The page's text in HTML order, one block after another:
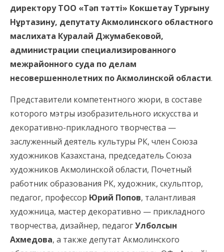
директору ТОО «Тәп тәтті» Кокшетау Турғыну
Нұртазину, депутату Акмолинского областного
маслихата Куралай Джумабековой,
администрации специализированного
межрайонного суда по делам
несовершеннолетних по Акмолинской области.
Представители компетентного жюри, в составе
которого мэтры изобразительного искусства и
декоративно-прикладного творчества —
заслуженный деятель культуры РК, член Союза
художников Казахстана, председатель Союза
художников Акмолинской области, Почетный
работник образования РК, художник, скульптор,
педагог, профессор Юрий Попов, талантливая
художница, мастер декоративно — прикладного
творчества, дизайнер, педагогУлболсын
Ахмедова, а также депутат Акмолинского